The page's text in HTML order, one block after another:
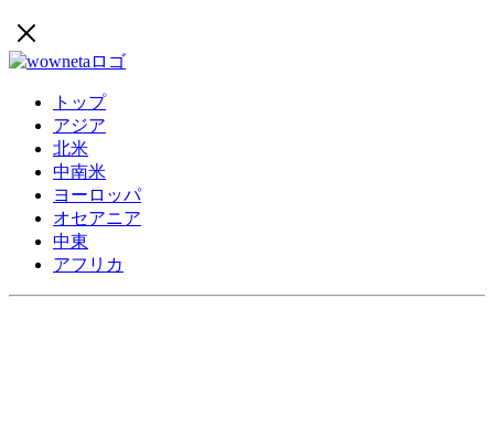
トップ
アジア
北米
中南米
ヨーロッパ
オセアニア
中東
アフリカ